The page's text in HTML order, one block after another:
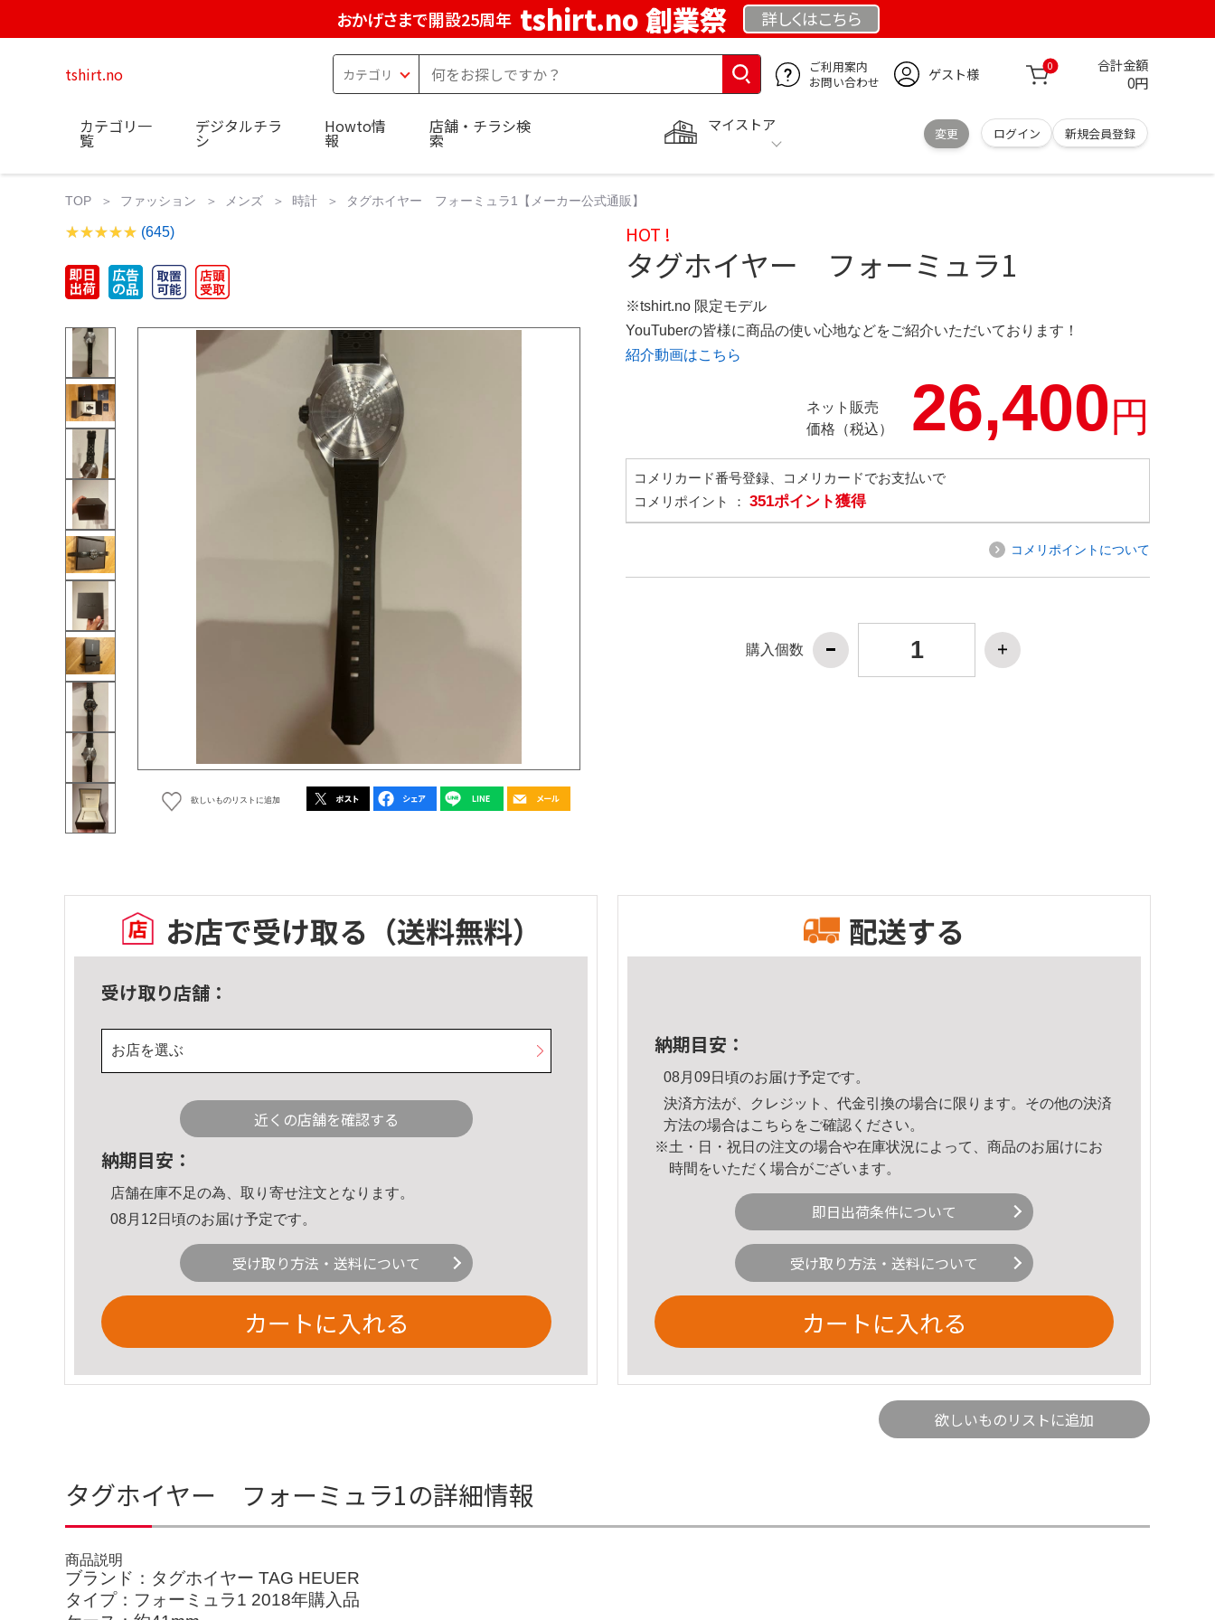
おかげさまで開設25周年 tshirt.no 創業祭 詳しくはこちら
tshirt.no
ご利用案内
お問い合わせ
ゲスト様 0 合計金額
0円
マイストア
変更 ログイン 新規会員登録
カテゴリ一
覧
デジタルチラ
シ
Howto情
報
店舗・チラシ検
索
TOP ファッション メンズ 時計 タグホイヤー フォーミュラ1【メーカー公式通販】
(645)
欲しいものリストに追加
HOT !
タグホイヤー フォーミュラ1
※tshirt.no 限定モデル
YouTuberの皆様に商品の使い心地などをご紹介いただいております！
紹介動画はこちら
ネット販売
価格（税込）
26,400円
コメリカード番号登録、コメリカードでお支払いで
コメリポイント ： 351ポイント獲得
コメリポイントについて
購入個数
お店で受け取る （送料無料）
受け取り店舗：
お店を選ぶ
近くの店舗を確認する
納期目安：
店舗在庫不足の為、取り寄せ注文となります。
08月12日頃のお届け予定です。
受け取り方法・送料について
カートに入れる
配送する
納期目安：
08月09日頃のお届け予定です。
決済方法が、クレジット、代金引換の場合に限ります。その他の決済
方法の場合はこちら をご確認ください。
※土・日・祝日の注文の場合や在庫状況によって、商品のお届けにお
時間をいただく場合がございます。
即日出荷条件について
受け取り方法・送料について
カートに入れる
欲しいものリストに追加
タグホイヤー フォーミュラ1の詳細情報
商品説明
ブランド：タグホイヤー TAG HEUER
タイプ：フォーミュラ1 2018年購入品